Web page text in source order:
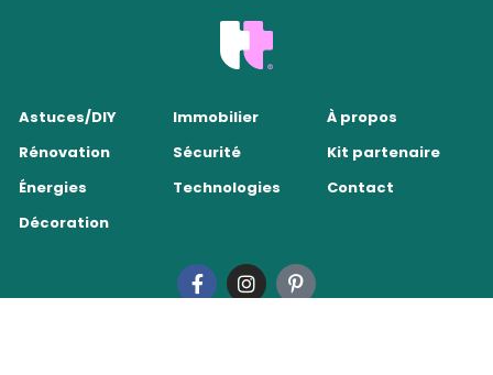
Astuces/DIY
Rénovation
Énergies
Décoration
Immobilier
Sécurité
Technologies
À propos
Kit partenaire
Contact